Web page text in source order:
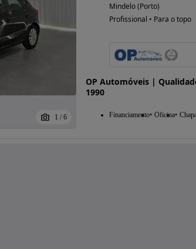
1 / 6
Mindelo (Porto)
Profissional • Para o topo
OP Automóveis |
1990
Financiamento Oficina